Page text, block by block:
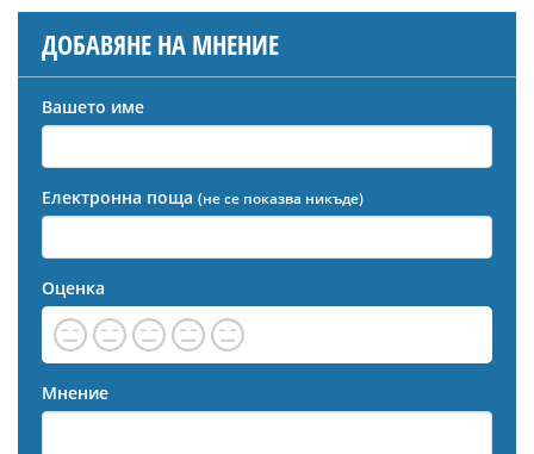
ДОБАВЯНЕ НА МНЕНИЕ
Вашето име
Електронна поща (не се показва никъде)
Оценка
Мнение